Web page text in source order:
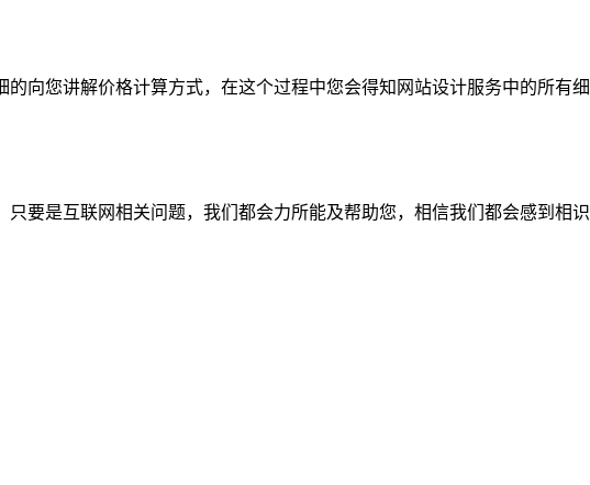
向您讲解价格计算方式，在这个过程中您会得知网站设计服务中的所有
要是互联网相关问题，我们都会力所能及帮助您，相信我们都会感到相